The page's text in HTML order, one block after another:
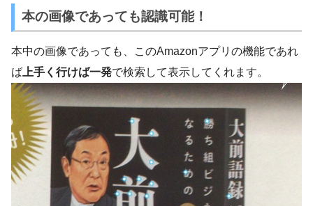
本の画像であっても認識可能！
本中の画像であっても、このAmazonアプリの機能であれ
ば上手く行けば一発で検索して表示してくれます。